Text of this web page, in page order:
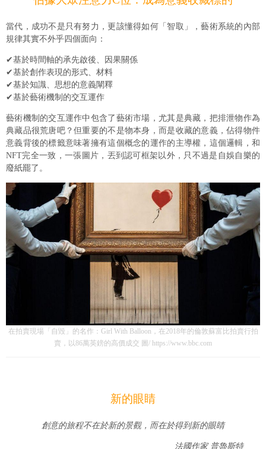
當代，成功不是只有努力，更該懂得如何「智取」，藝術系統的內部
規律其實不外乎四個面向：
✔基於時間軸的承先啟後、因果關係
✔基於創作表現的形式、材料
✔基於知識、思想的意義闡釋
✔基於藝術機制的交互運作
藝術機制的交互運作中包含了藝術市場，尤其是典藏，把排泄物作為
典藏品很荒唐吧？但重要的不是物本身，而是收藏的意義，佔得物件
意義背後的標籤意味著擁有這個概念的運作的主導權，這個邏輯，和
NFT完全一致，一張圖片，丟到認可框架以外，只不過是自娛自樂的
廢紙罷了。
在拍賣現場「自毀」的名作：Girl With Balloon，在2018年的倫敦蘇富比拍賣行拍
賣，以86萬英鎊的高價成交 圖/ https://www.bbc.com
新的眼睛
創意的旅程不在於新的景觀，而在於得到新的眼睛
法國作家 普魯斯特